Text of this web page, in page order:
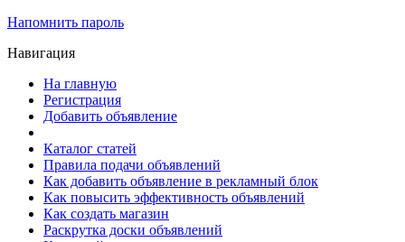
Напомнить пароль
Навигация
На главную
Регистрация
Добавить объявление
Каталог статей
Правила подачи объявлений
Как добавить объявление в рекламный блок
Как повысить эффективность объявлений
Как создать магазин
Раскрутка доски объявлений